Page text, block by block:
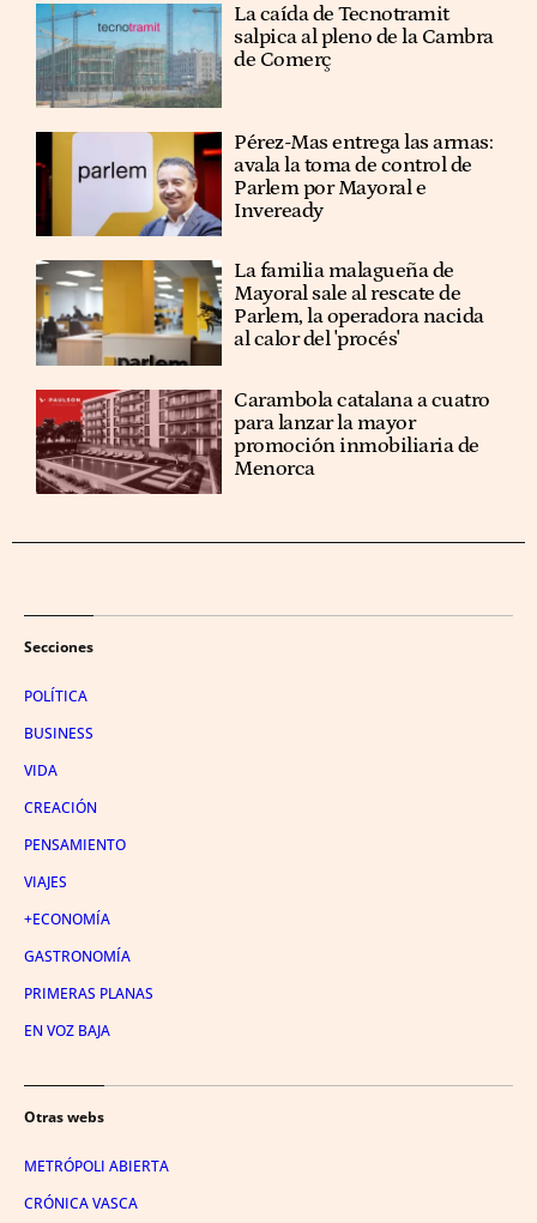
La caída de Tecnotramit
salpica al pleno de la Cambra
de Comerç
Pérez-Mas entrega las armas:
avala la toma de control de
Parlem por Mayoral e
Inveready
La familia malagueña de
Mayoral sale al rescate de
Parlem, la operadora nacida
al calor del 'procés'
Carambola catalana a cuatro
para lanzar la mayor
promoción inmobiliaria de
Menorca
Secciones
POLÍTICA
BUSINESS
VIDA
CREACIÓN
PENSAMIENTO
VIAJES
+ECONOMÍA
GASTRONOMÍA
PRIMERAS PLANAS
EN VOZ BAJA
Otras webs
METRÓPOLI ABIERTA
CRÓNICA VASCA